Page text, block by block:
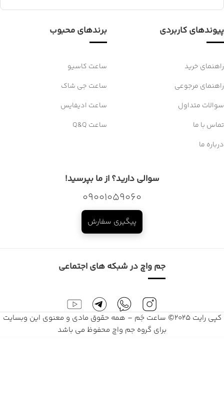
پیوندهای کاربردی
راهنمای خرید
راهنمای مرجوعی
سوالات متداول
تماس با ما
درباره ما
برندهای محبوب
ساعت کاسیو
ساعت جی شاک
ساعت ادیفایس
ساعت Q&Q
سوالی دارید؟ از ما بپرسید!
09001059060
پیگیری سفارش
جم واچ در شبکه های اجتماعی
کپی رایت 2025© ساعت جَم – همه حقوق مادی و معنوی این وبسایت
برای گروه جم واچ محفوظ می باشد